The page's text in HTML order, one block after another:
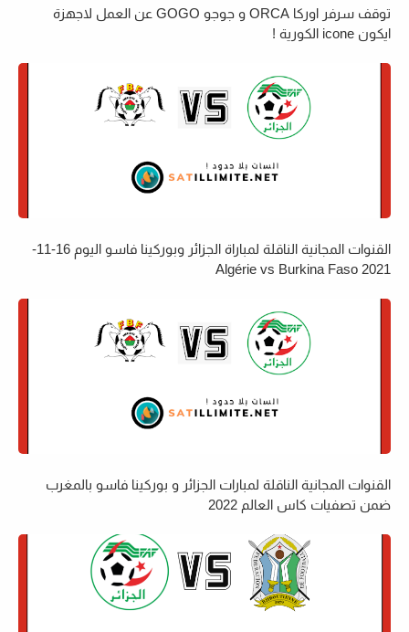
توقف سرفر اوركا ORCA و جوجو GOGO عن العمل لاجهزة
ايكون icone الكورية !
القنوات المجانية الناقلة لمباراة الجزائر وبوركينا فاسو اليوم 16-11-
2021 Algérie vs Burkina Faso
القنوات المجانية الناقلة لمبارات الجزائر و بوركينا فاسو بالمغرب
ضمن تصفيات كاس العالم 2022